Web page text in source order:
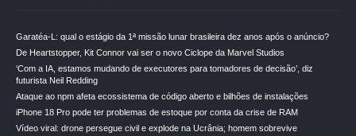
Garatéa-L: qual o estágio da 1ª missão lunar brasileira dez anos após o anúncio?
De Heartstopper, Kit Connor vai ser o novo Ciclope da Marvel Studios
‘Com a IA, estamos mudando de executores para tomadores de decisão’, diz
futurista Neil Redding
Ataque ao npm afeta ecossistema de código aberto e bilhões de instalações
iPhone 18 Pro pode ter problemas de estoque por conta da crise de RAM
Vídeo viral: drone persegue civil e explode na Ucrânia; homem sobrevive